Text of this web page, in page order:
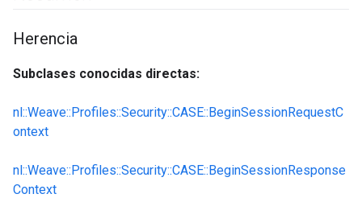
Herencia
Subclases conocidas directas:
nl::Weave::Profiles::Security::CASE::BeginSessionRequestC
ontext
nl::Weave::Profiles::Security::CASE::BeginSessionResponse
Context